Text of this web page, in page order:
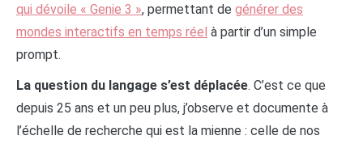
qui dévoile « Genie 3 », permettant de générer des
mondes interactifs en temps réel à partir d’un simple
prompt.
La question du langage s’est déplacée. C’est ce que
depuis 25 ans et un peu plus, j’observe et documente à
l’échelle de recherche qui est la mienne : celle de nos